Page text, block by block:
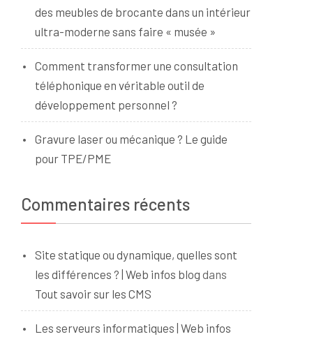
des meubles de brocante dans un intérieur
ultra-moderne sans faire « musée »
Comment transformer une consultation
téléphonique en véritable outil de
développement personnel ?
Gravure laser ou mécanique ? Le guide
pour TPE/PME
Commentaires récents
Site statique ou dynamique, quelles sont
les différences ? | Web infos blog dans
Tout savoir sur les CMS
Les serveurs informatiques | Web infos